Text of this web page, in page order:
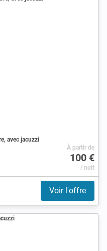
avec jacuzzi
À partir de
100 €
/ nuit
Voir l'offre